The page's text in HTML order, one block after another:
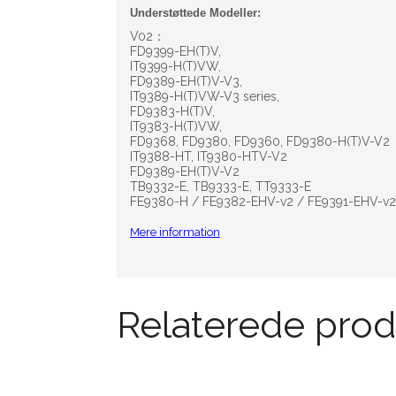
Understøttede Modeller:
V02：
FD9399-EH(T)V,
IT9399-H(T)VW,
FD9389-EH(T)V-V3,
IT9389-H(T)VW-V3 series,
FD9383-H(T)V,
IT9383-H(T)VW,
FD9368, FD9380, FD9360, FD9380-H(T)V-V2
IT9388-HT, IT9380-HTV-V2
FD9389-EH(T)V-V2
TB9332-E, TB9333-E, TT9333-E
FE9380-H / FE9382-EHV-v2 / FE9391-EHV-
Mere information
Relaterede